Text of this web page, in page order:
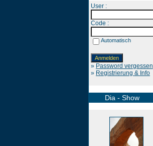
User :
Code :
Automatisch
» Password vergessen
» Registrierung & Info
Dia - Show